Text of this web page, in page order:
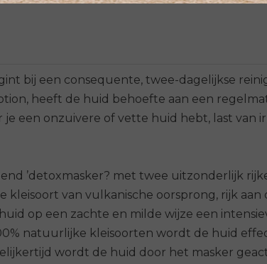
bij een consequente, twee-dagelijkse
heeft de huid behoefte aan een
een onzuivere of vette huid hebt, last van
’detoxmasker? met twee uitzonderlijk
kleisoort van vulkanische oorsprong, rijk
op een zachte en milde wijze een
natuurlijke kleisoorten wordt de huid
wordt de huid door het masker